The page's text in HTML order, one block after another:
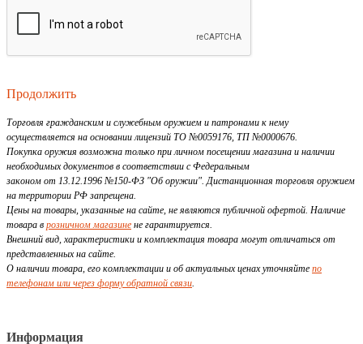
Продолжить
Торговля гражданским и служебным оружием и патронами к нему
осуществляется на основании лицензий ТО №0059176, ТП №0000676.
Покупка оружия возможна только при личном посещении магазина и наличии
необходимых документов в соответствии с Федеральным
законом от 13.12.1996 №150-ФЗ "Об оружии". Дистанционная торговля оружием
на территории РФ запрещена.
Цены на товары, указанные на сайте, не являются публичной офертой. Наличие
товара в розничном магазине не гарантируется.
Внешний вид, характеристики и комплектация товара могут отличаться от
представленных на сайте.
О наличии товара, его комплектации и об актуальных ценах уточняйте по
телефонам или через форму обратной связи.
Информация